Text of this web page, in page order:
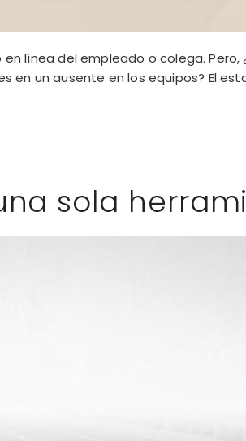
línea del empleado o colega.
un ausente en los equipos? El
sola